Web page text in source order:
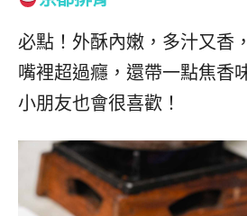
必點！外酥內嫩，多汁又香
嘴裡超過癮，還帶一點焦香
小朋友也會很喜歡！